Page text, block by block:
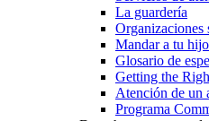
La guardería
Organizaciones
Mandar a tu
Glosario de
Getting the
Atención de un
Programa